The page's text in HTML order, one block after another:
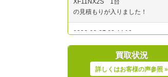
買取状況
詳しくはお客様の声参照 »